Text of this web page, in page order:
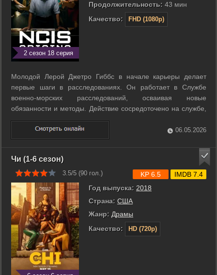
2 сезон 18 серия
Продолжительность: 43 мин
Качество:
FHD (1080p)
Молодой Лерой Джетро Гиббс в начале карьеры делает
первые шаги в расследованиях. Он работает в Службе
военно-морских расследований, осваивая новые
обязанности и методы. Действие сосредоточено на службе,
ведущейся из базы Кэмп-Пендлтон. ...
06.05.2026
Чи (1-6 сезон)
3.5/5 (90 гол.)
Год выпуска: 2018
Страна: США
Жанр: Драмы
Качество:
HD (720p)
KP 6.5 IMDB 7.4